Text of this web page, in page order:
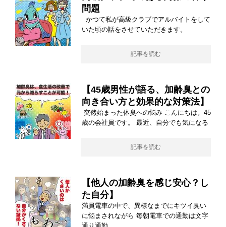
問題
かつて私が高級クラブでアルバイトをして
いた頃の話をさせていただきます。
記事を読む
【45歳男性が語る、加齢臭との
向き合い方と効果的な対策法】
突然始まった体臭への悩み こんにちは。45
歳の会社員です。 最近、自分でも気になる
記事を読む
【他人の加齢臭を感じ安心？し
た自分】
満員電車の中で、異様なまでにキツイ臭い
に悩まされながら 毎朝電車での通勤は文字